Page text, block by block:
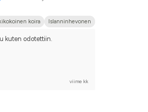
koira Islanninhevonen
kuten odotettiin.
viime kk